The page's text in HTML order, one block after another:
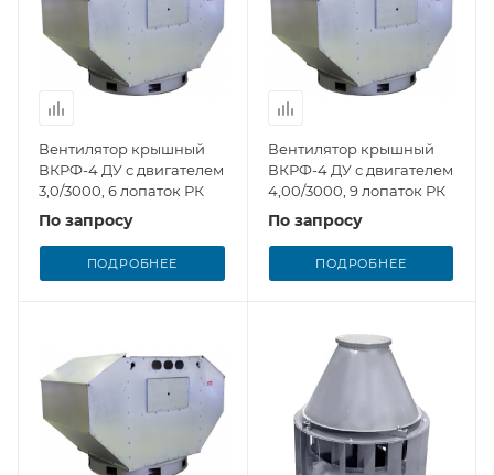
Вентилятор крышный
ВКРФ-4 ДУ с двигателем
3,0/3000, 6 лопаток РК
По запросу
ПОДРОБНЕЕ
Вентилятор крышный
ВКРФ-4 ДУ с двигателем
4,00/3000, 9 лопаток РК
По запросу
ПОДРОБНЕЕ